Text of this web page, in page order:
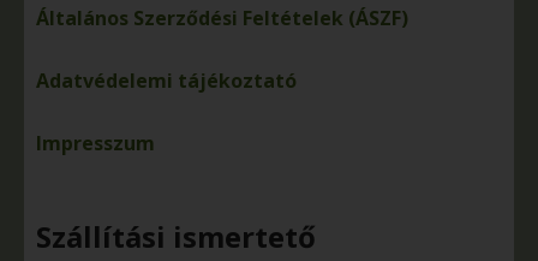
Általános Szerződési Feltételek (ÁSZF)
Adatvédelemi tájékoztató
Impresszum
Szállítási ismertető